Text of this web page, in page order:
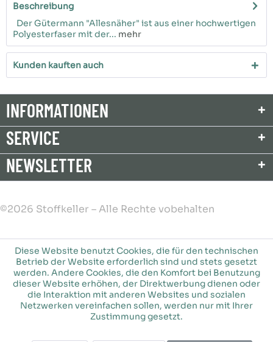
Beschreibung
Der Gütermann "Allesnäher" ist aus einer hochwertigen
Polyesterfaser mit der... mehr
Kunden kauften auch
INFORMATIONEN
SERVICE
NEWSLETTER
©2026 Stoffkeller – Alle Rechte vobehalten
Diese Website benutzt Cookies, die für den technischen
Betrieb der Website erforderlich sind und stets gesetzt
werden. Andere Cookies, die den Komfort bei Benutzung
dieser Website erhöhen, der Direktwerbung dienen oder
die Interaktion mit anderen Websites und sozialen
Netzwerken vereinfachen sollen, werden nur mit Ihrer
Zustimmung gesetzt.